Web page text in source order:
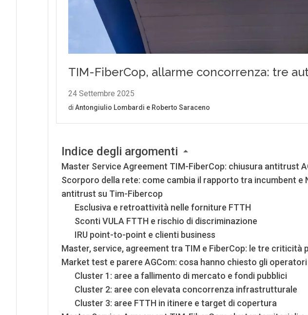
Indice degli argomenti
Master Service Agreement TIM-FiberCop: chiusura antitrust
Scorporo della rete: come cambia il rapporto tra incumbent e
antitrust su Tim-Fibercop
Esclusiva e retroattività nelle forniture FTTH
Sconti VULA FTTH e rischio di discriminazione
IRU point-to-point e clienti business
Master, service, agreement tra TIM e FiberCop: le tre criticità
Market test e parere AGCom: cosa hanno chiesto gli operatori
Cluster 1: aree a fallimento di mercato e fondi pubblici
Cluster 2: aree con elevata concorrenza infrastrutturale
Cluster 3: aree FTTH in itinere e target di copertura